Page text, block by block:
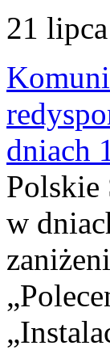
21
dniach
Polskie
w